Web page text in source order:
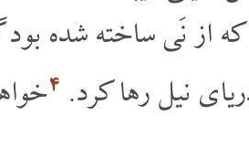
از نَی ساخته شده
نیل رها کرد. ۴